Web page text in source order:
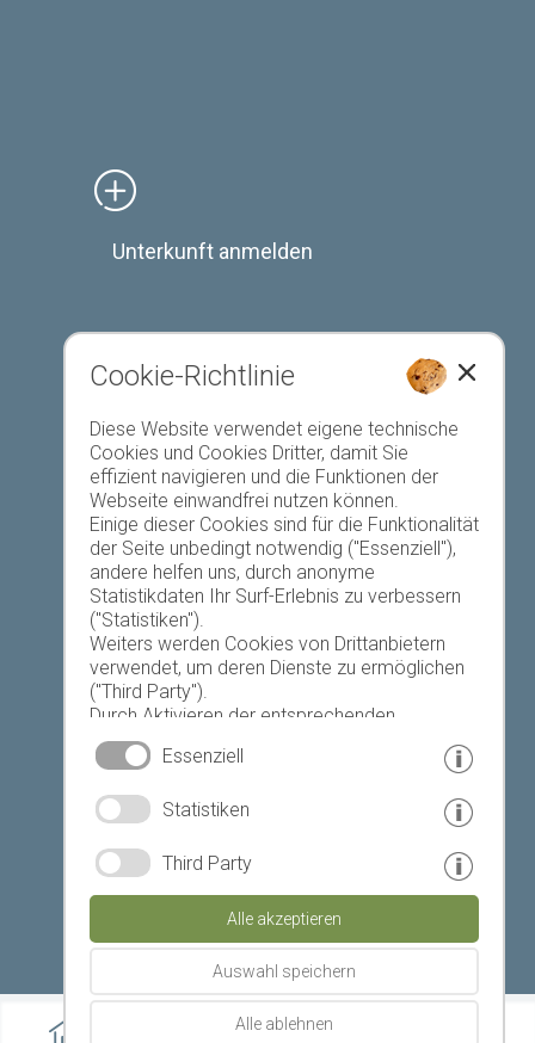
Unterkunft anmelden
Favoriten-Liste
Heute Morgen Montag
17 °C 33 °C
© www.drescher.it - Webdesign in Südtirol
Impressum
Cookie-Richtlinie
Diese Website verwendet eigene technische
Cookies und Cookies Dritter, damit Sie
effizient navigieren und die Funktionen der
Webseite einwandfrei nutzen können.
Einige dieser Cookies sind für die Funktionalität
der Seite unbedingt notwendig ("Essenziell"),
andere helfen uns, durch anonyme
Statistikdaten Ihr Surf-Erlebnis zu verbessern
("Statistiken").
Weiters werden Cookies von Drittanbietern
verwendet, um deren Dienste zu ermöglichen
("Third Party").
Durch Aktivieren der entsprechenden
Schaltflächen entscheiden Sie selbst, welche
Cookies zum Einsatz kommen.
speichern" oder "Auswahl ablehnen" erklären
Cookies erlauben.
Ihre Einwilligung können Sie jederzeit
widerrufen.
Essenziell
Statistiken
Third Party
Alle akzeptieren
Auswahl speichern
Alle ablehnen